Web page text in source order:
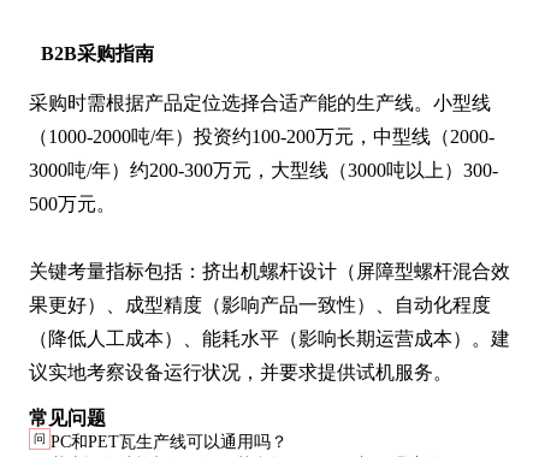
B2B采购指南
采购时需根据产品定位选择合适产能的生产线。小型线
（1000-2000吨/年）投资约100-200万元，中型线（2000-
3000吨/年）约200-300万元，大型线（3000吨以上）300-
500万元。
关键考量指标包括：挤出机螺杆设计（屏障型螺杆混合效
果更好）、成型精度（影响产品一致性）、自动化程度
（降低人工成本）、能耗水平（影响长期运营成本）。建
议实地考察设备运行状况，并要求提供试机服务。
常见问题
问 PC和PET瓦生产线可以通用吗？